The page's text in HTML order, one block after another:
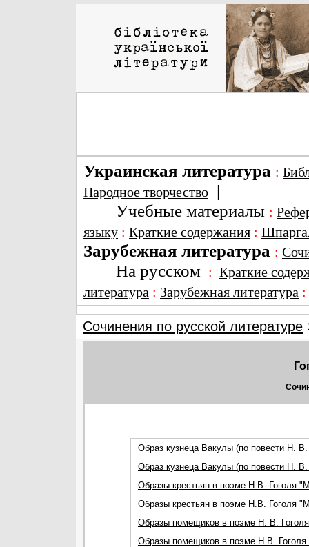
Украинская литература :
Народное творчество |
Учебные материалы :
языку : Краткие содержания :
Зарубежная литература :
На русском : Краткие
литература : Зарубежная литература
Сочинения по русской литературе
Образ кузнеца Вакулы (по повести Н.
Образ кузнеца Вакулы (по повести Н.
Образы крестьян в поэме Н.В. Гоголя
Образы крестьян в поэме Н.В. Гоголя
Образы помещиков в поэме Н. В.
Образы помещиков в поэме Н.В. Гоголя